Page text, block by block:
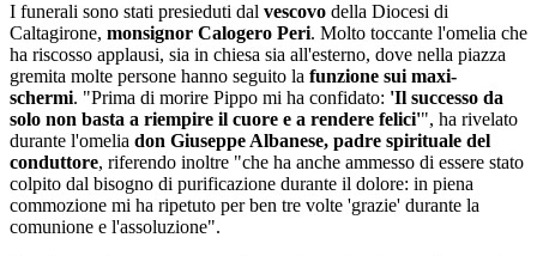
I funerali sono stati presieduti dal vescovo della Diocesi di
Caltagirone, monsignor Calogero Peri. Molto toccante l'omelia che
ha riscosso applausi, sia in chiesa sia all'esterno, dove nella piazza
gremita molte persone hanno seguito la funzione sui maxi-
schermi. "Prima di morire Pippo mi ha confidato: 'Il successo da
solo non basta a riempire il cuore e a rendere felici'", ha rivelato
durante l'omelia don Giuseppe Albanese, padre spirituale del
conduttore, riferendo inoltre "che ha anche ammesso di essere stato
colpito dal bisogno di purificazione durante il dolore: in piena
commozione mi ha ripetuto per ben tre volte 'grazie' durante la
comunione e l'assoluzione".